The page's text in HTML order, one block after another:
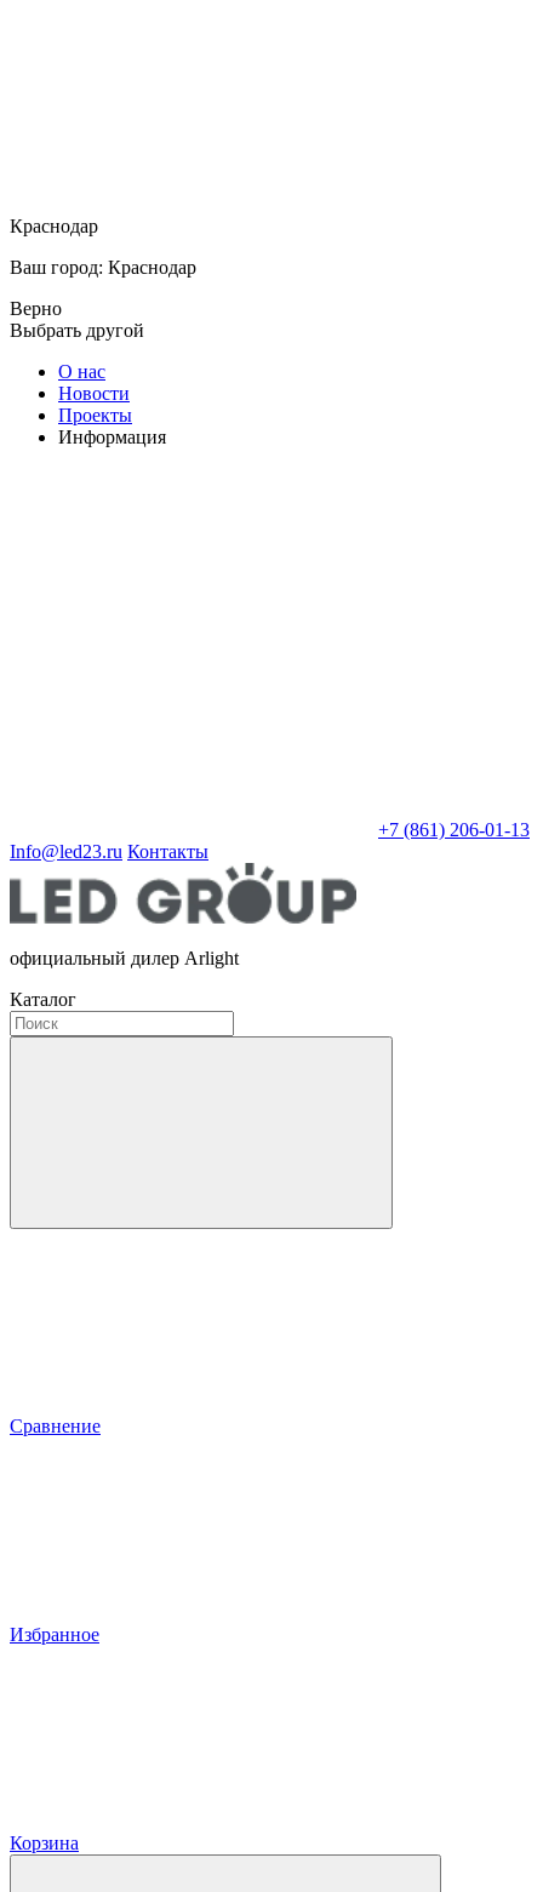
Краснодар
Ваш город: Краснодар
Верно
Выбрать другой
О нас
Новости
Проекты
Информация
+7 (861) 206-01-13
Info@led23.ru Контакты
официальный дилер Arlight
Каталог
Сравнение
Избранное
Корзина